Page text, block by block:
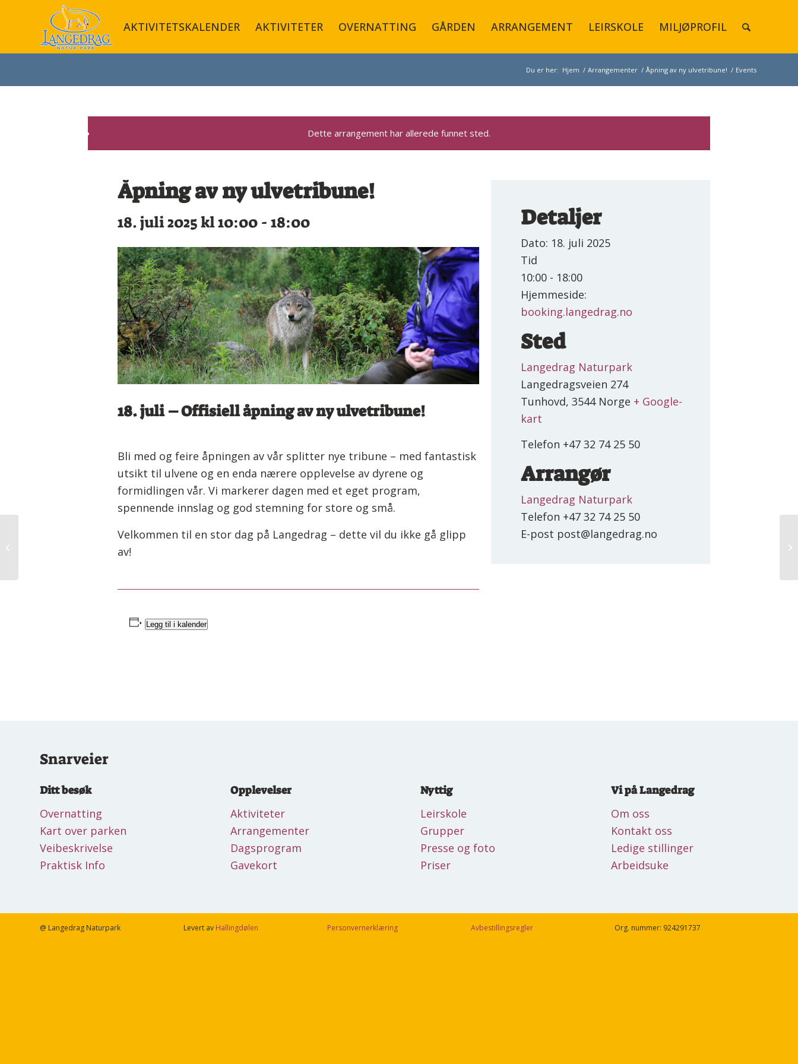
AKTIVITETSKALENDER AKTIVITETER OVERNATTING GÅRDEN ARRANGEMENT LEIRSKOLE MILJØPROFIL
Du er her: Hjem / Arrangementer / Åpning av ny ulvetribune! / Events
Dette arrangement har allerede funnet sted.
Åpning av ny ulvetribune!
18. juli 2025 kl 10:00 - 18:00
18. juli – Offisiell åpning av ny ulvetribune!
Bli med og feire åpningen av vår splitter nye tribune – med fantastisk
utsikt til ulvene og en enda nærere opplevelse av dyrene og
formidlingen vår. Vi markerer dagen med et eget program,
spennende innslag og god stemning for store og små.
Velkommen til en stor dag på Langedrag – dette vil du ikke gå glipp
av!
Legg til i kalender
Detaljer
Dato: 18. juli 2025
Tid
10:00 - 18:00
Hjemmeside:
booking.langedrag.no
Sted
Langedrag Naturpark
Langedragsveien 274
Tunhovd, 3544 Norge + Google-
kart
Telefon +47 32 74 25 50
Arrangør
Langedrag Naturpark
Telefon +47 32 74 25 50
E-post post@langedrag.no
Snarveier
Ditt besøk
Overnatting
Kart over parken
Veibeskrivelse
Praktisk Info
Opplevelser
Aktiviteter
Arrangementer
Dagsprogram
Gavekort
Nyttig
Leirskole
Grupper
Presse og foto
Priser
Vi på Langedrag
Om oss
Kontakt oss
Ledige stillinger
Arbeidsuke
@ Langedrag Naturpark Levert av Hallingdølen Personvernerklæring Avbestillingsregler Org. nummer: 924291737